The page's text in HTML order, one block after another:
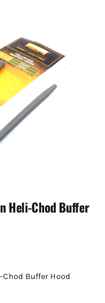
Heli-Chod Buffer
Buffer Hood